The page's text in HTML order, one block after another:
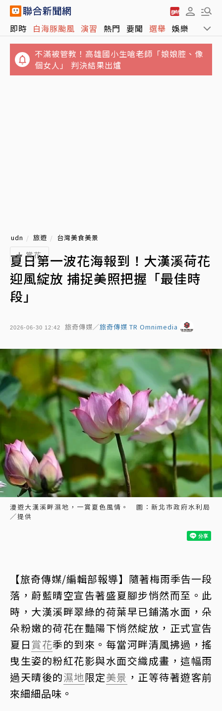
即時 白海豚颱風 演習 熱門 要聞 選舉 娛樂 運動
個女人」 判決結果出爐
賴清德酸施政吊車尾助攻？王惠美與魏平政見
面 彰化藍營整合露曙光
udn 旅遊 台灣美食美景
夏日第一波花海報到！大漢溪荷花
迎風綻放 捕捉美照把握「最佳時
段」
2026-06-30 12:42 旅奇傳媒／旅奇傳媒 TR Omnimedia
賞花
漫遊大漢溪畔濕地，一賞夏色風情。 圖：新北市政府水利局
／提供
【旅奇傳媒/編輯部報導】隨著梅雨季告一段
落，蔚藍晴空宣告著盛夏腳步悄然而至。此
時，大漢溪畔翠綠的荷葉早已鋪滿水面，朵
朵粉嫩的荷花在豔陽下悄然綻放，正式宣告
夏日賞花季的到來。每當河畔清風拂過，搖
曳生姿的粉紅花影與水面交織成畫，這幅雨
過天晴後的濕地限定美景 ，正等待著遊客前
來細細品味。